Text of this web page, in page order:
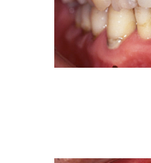
アクセス
症例集
インプラン
治療の流れ
症例集
サポート